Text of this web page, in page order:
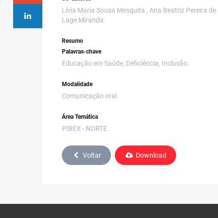
Lívia Maria Sousa Mesquita , Ana Beatriz Pereira
Lage Miranda
Resumo
Palavras-chave
Educação em Saúde, Deficiência, Inclusão.
Modalidade
Comunicação oral
Área Temática
PIBEX - NORTE
Voltar Download